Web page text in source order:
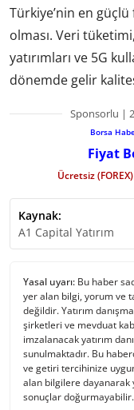
Türkiye’nin en
olması. Veri
yatırımları ve 5G
dönemde gelir
Sponsorlu |
Borsa
Fiyat
Ücretsiz
Kaynak:
A1 Capital Yatırım
Yasal uyarı: Bu haber
yer alan bilgi, yorum ve
değildir. Yatırım
şirketleri ve mevduat
imzalanacak yatırım
sunulmaktadır. Bu
ve getiri tercihinize
alan bilgilere dayanarak
sonuçlar doğurmayabilir.